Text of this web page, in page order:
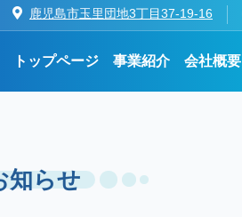
鹿児島市玉里団地3丁目37-19-16
トップページ 事業紹介 会社概要
知らせ